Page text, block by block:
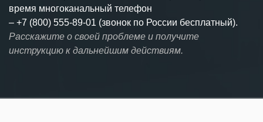
время многоканальный телефон
– +7 (800) 555-89-01 (звонок по России бесплатный).
Расскажите о своей проблеме и получите
инструкцию к дальнейшим действиям.